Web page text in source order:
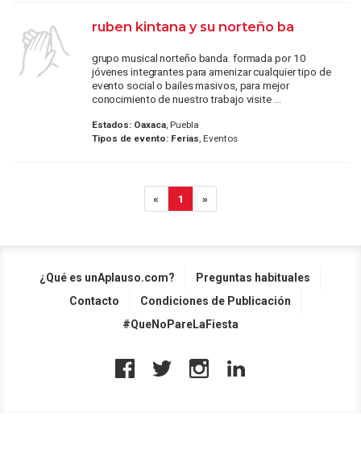
ruben kintana y su norteño ba
grupo musical norteño banda. formada por 10
jóvenes integrantes para amenizar cualquier tipo de
evento social o bailes masivos, para mejor
conocimiento de nuestro trabajo visite ...
Estados: Oaxaca, Puebla
Tipos de evento: Ferias, Eventos
« 1 »
¿Qué es unAplauso.com?
Preguntas habituales
Contacto
Condiciones de Publicación
#QueNoPareLaFiesta